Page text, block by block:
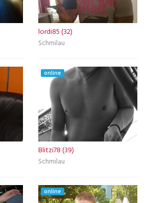
lordi85 (32)
Schmilau
online
Blitzi78 (39)
Schmilau
online